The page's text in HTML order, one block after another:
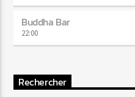
Buddha Bar
22:00
Rechercher